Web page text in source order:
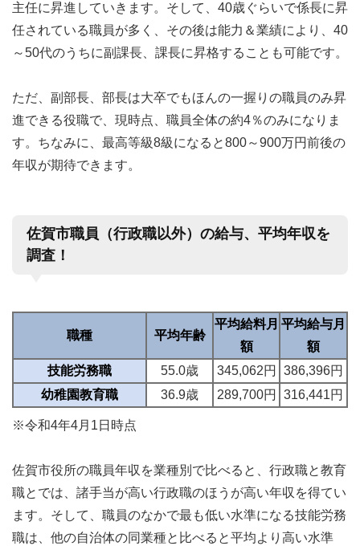
主任に昇進していきます。そして、40歳ぐらいで係長に昇
任されている職員が多く、その後は能力＆業績により、40
～50代のうちに副課長、課長に昇格することも可能です。
ただ、副部長、部長は大卒でもほんの一握りの職員のみ昇
進できる役職で、現時点、職員全体の約4％のみになりま
す。ちなみに、最高等級8級になると800～900万円前後の
年収が期待できます。
佐賀市職員（行政職以外）の給与、平均年収を
調査！
職種 平均年齢
平均給料月
額
平均給与月
額
技能労務職
55.0歳 345,062円
386,396円
幼稚園教育職
36.9歳 289,700円 316,441円
※令和4年4月1日時点
佐賀市役所の職員年収を業種別で比べると、行政職と教育
職とでは、諸手当が高い行政職のほうが高い年収を得てい
ます。そして、職員のなかで最も低い水準になる技能労務
職は、他の自治体の同業種と比べると平均より高い水準